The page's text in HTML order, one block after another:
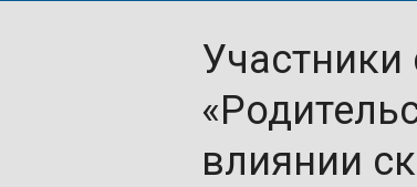
Участники
влиянии